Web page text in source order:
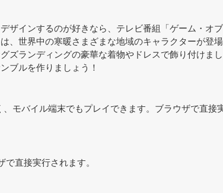
ザインするのが好きなら、テレビ番組「ゲーム・オ
、世界中の寒暖さまざまな地域のキャラクターが登
ズランディングの豪華な着物やドレスで飾り付けま
ブルを作りましょう！
モバイル端末でもプレイできます。ブラウザで直接
直接実行されます。